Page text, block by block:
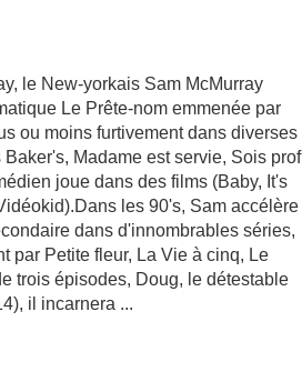
le New-yorkais Sam McMurray
Le Prête-nom emmenée par
ou moins furtivement dans diverses
Madame est servie, Sois prof
joue dans des films (Baby, It's
les 90's, Sam accélère
dans d'innombrables séries,
par Petite fleur, La Vie à cinq, Le
trois épisodes, Doug, le détestable
il incarnera ...